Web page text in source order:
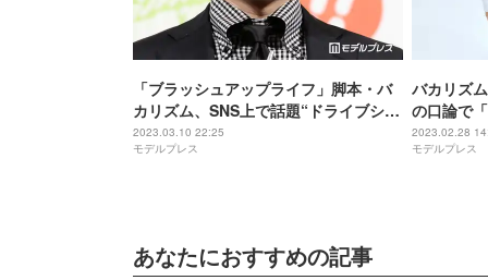
「ブラッシュアップライフ」脚本・バ
カリズム、SNS上で話題“ドライブシー
ン”の考察の真相告白
2023.03.10 22:25
モデルプレス
バカリズ
の口論で
撮影中止
に
2023.02.28
モデルプレス
あなたにおすすめの記事